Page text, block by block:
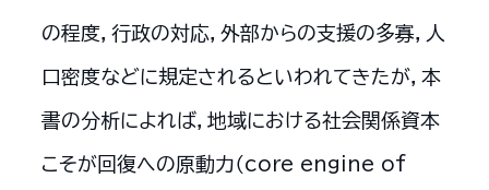
の程度，行政の対応，外部からの支援の多寡，人
口密度などに規定されるといわれてきたが，本
書の分析によれば，地域における社会関係資本
こそが回復への原動力（core engine of